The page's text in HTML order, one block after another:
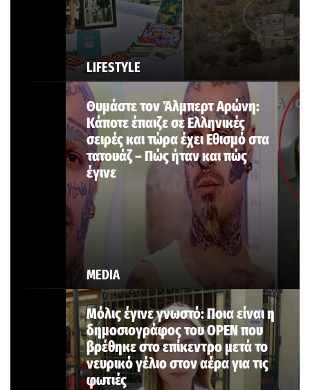
LIFESTYLE
MEDIA
Θυμάστε τον Άλμπερτ Αρώνη:
Κάποτε έπαιζε σε Ελληνικές
σειρές και τώρα έχει Εθισμό στα
τατουάζ – Πώς ήταν και πώς
έγινε
Μόλις έγινε γνωστό: Ποια είναι η
δημοσιογράφος του OPEN που
βρέθηκε στο επίκεντρο μετά το
νευρικό γέλιο στον αέρα για τις
φωτιές